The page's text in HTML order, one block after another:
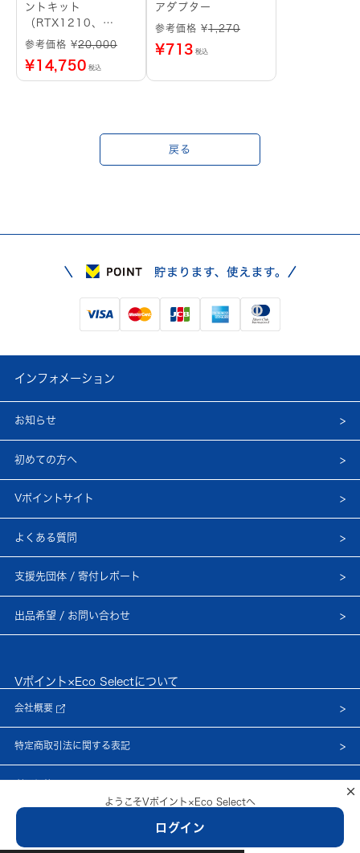
ントキット
（RTX1210、
RTX1220用）
参考価格 ¥20,000
¥14,750 税込
アダプター
参考価格 ¥1,270
¥713 税込
戻る
×
ようこそVポイント×Eco Selectへ
ログイン
インフォメーション
お知らせ
初めての方へ
Vポイントサイト
よくある質問
支援先団体 / 寄付レポート
出品希望 / お問い合わせ
© Netprice, Inc.
Vポイント×Eco Selectについて
会社概要
特定商取引法に関する表記